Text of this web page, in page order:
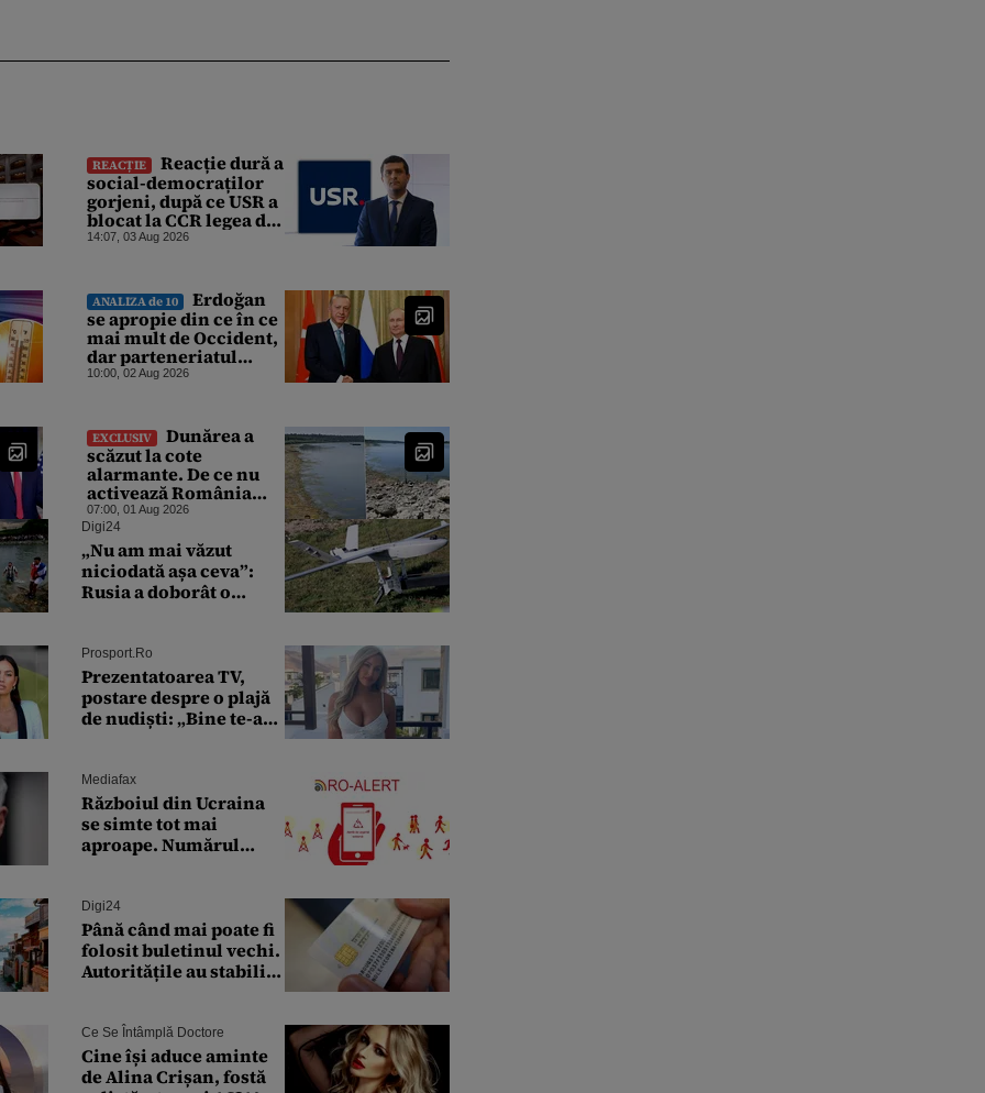
REACȚIE
Reacție dură a
social-democraților
gorjeni, după ce USR a
blocat la CCR legea de
finalizare a
surprinde dacă Miruță
și USR ar acuza PSD și
de faptul că asupra
Europei s-a abătut o
cupolă de foc”
14:07, 03 Aug 2026
ANALIZA de 10
Erdoğan
se apropie din ce în ce
mai mult de Occident,
dar parteneriatul
dintre Rusia și Turcia
de orientarea spre vest
a Ankarei
10:00, 02 Aug 2026
EXCLUSIV
Dunărea a
scăzut la cote
alarmante. De ce nu
activează România
mecanismele
europene de
cooperare? Expert:
„Nu cred că a sta și a
aștepta ploaia
reprezintă o strategie
07:00, 01 Aug 2026
Digi24
„Nu am mai văzut
niciodată așa ceva”:
Rusia a doborât o
institut de cercetare
Prosport.ro
Prezentatoarea TV,
postare despre o plajă
de nudiști: „Bine te-am
Mediafax
Războiul din Ucraina
se simte tot mai
aproape. Numărul
Digi24
Până când mai poate fi
folosit buletinul vechi.
Autoritățile au stabilit
identitate model 1997
Ce Se Întâmplă Doctore
Cine își aduce aminte
de Alina Crișan, fostă